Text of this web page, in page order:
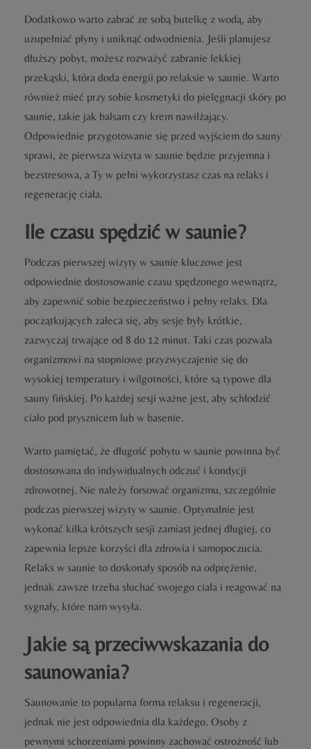
Dodatkowo warto zabrać ze sobą butelkę z wodą, aby
uzupełniać płyny i uniknąć odwodnienia. Jeśli planujesz
dłuższy pobyt, możesz rozważyć zabranie lekkiej
przekąski, która doda energii po relaksie w saunie. Warto
również mieć przy sobie kosmetyki do pielęgnacji skóry po
saunie, takie jak balsam czy krem nawilżający.
Odpowiednie przygotowanie się przed wyjściem do sauny
sprawi, że pierwsza wizyta w saunie będzie przyjemna i
bezstresowa, a Ty w pełni wykorzystasz czas na relaks i
regenerację ciała.
Ile czasu spędzić w saunie?
Podczas pierwszej wizyty w saunie kluczowe jest
odpowiednie dostosowanie czasu spędzonego wewnątrz,
aby zapewnić sobie bezpieczeństwo i pełny relaks. Dla
początkujących zaleca się, aby sesje były krótkie,
zazwyczaj trwające od 8 do 12 minut. Taki czas pozwala
organizmowi na stopniowe przyzwyczajenie się do
wysokiej temperatury i wilgotności, które są typowe dla
sauny fińskiej. Po każdej sesji ważne jest, aby schłodzić
ciało pod prysznicem lub w basenie.
Warto pamiętać, że długość pobytu w saunie powinna być
dostosowana do indywidualnych odczuć i kondycji
zdrowotnej. Nie należy forsować organizmu, szczególnie
podczas pierwszej wizyty w saunie. Optymalnie jest
wykonać kilka krótszych sesji zamiast jednej długiej, co
zapewnia lepsze korzyści dla zdrowia i samopoczucia.
Relaks w saunie to doskonały sposób na odprężenie,
jednak zawsze trzeba słuchać swojego ciała i reagować na
sygnały, które nam wysyła.
Jakie są przeciwwskazania do
saunowania?
Saunowanie to popularna forma relaksu i regeneracji,
jednak nie jest odpowiednia dla każdego. Osoby z
pewnymi schorzeniami powinny zachować ostrożność lub